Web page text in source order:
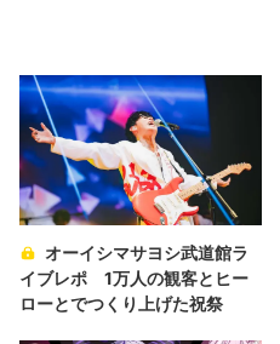
オーイシマサヨシ武道館ラ
イブレポ 1万人の観客とヒー
ローとでつくり上げた祝祭